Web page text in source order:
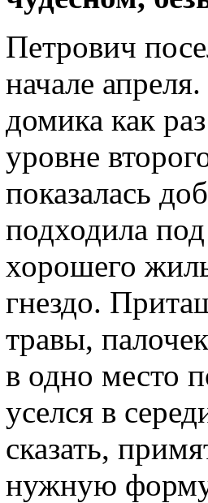
Петрович
начале
домика как
уровне
показалась
подходила
хорошего
гнездо.
травы,
в одно место
уселся в
сказать,
нужную